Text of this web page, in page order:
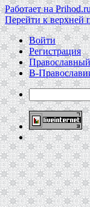
Работает на
Перейти к верхней
Войти
Регистрация
Православный
В-